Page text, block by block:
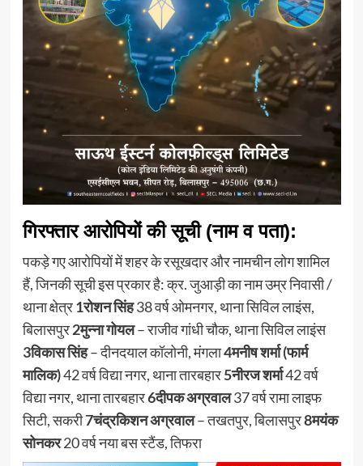
गिरफ्तार आरोपियों की सूची (नाम व पता):
पकड़े गए आरोपियों में शहर के रसूखदार और नामचीन लोग शामिल
हैं, जिनकी सूची इस प्रकार है: क्र. जुआड़ी का नाम उम्र निवासी /
थाना क्षेत्र1रोशन सिंह38 वर्ष ओमनगर, थाना सिविल लाइंस,
बिलासपुर2मुन्ना गोयल– राजीव गांधी चौक, थाना सिविल लाइंस
3विकास सिंह– दीनदयाल कॉलोनी, मंगला4मनीष शर्मा (फार्म
मालिक)42 वर्ष विद्या नगर, थाना तारबहार5नीरज शर्मा42 वर्ष
विद्या नगर, थाना तारबहार6दीपक अग्रवाल37 वर्ष रामा लाइफ
सिटी, सकरी7चंद्रकिशन अग्रवाल– तखतपुर, बिलासपुर8मयंक
सोनकर20 वर्ष नया बस स्टैंड, तिफरा